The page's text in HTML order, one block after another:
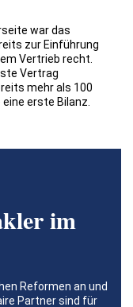
war das
zur Einführung
Vertrieb recht.
Vertrag
mehr als 100
eine erste Bilanz.
im
Reformen an und
Partner sind für